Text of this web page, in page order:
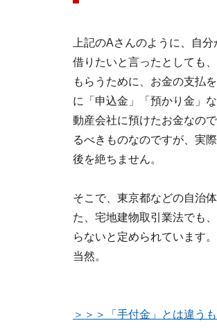
上記のAさんのように、自
借りたいと言ったとしても
もらうために、お金の支払
に「申込金」「預かり金」
動産会社に預けたお金なの
るべきものなのですが、実
後を絶ちません。
そこで、東京都などの自治
た、宅地建物取引業法でも
らないと定められています
当然。
＞＞＞「手付金」とは違う